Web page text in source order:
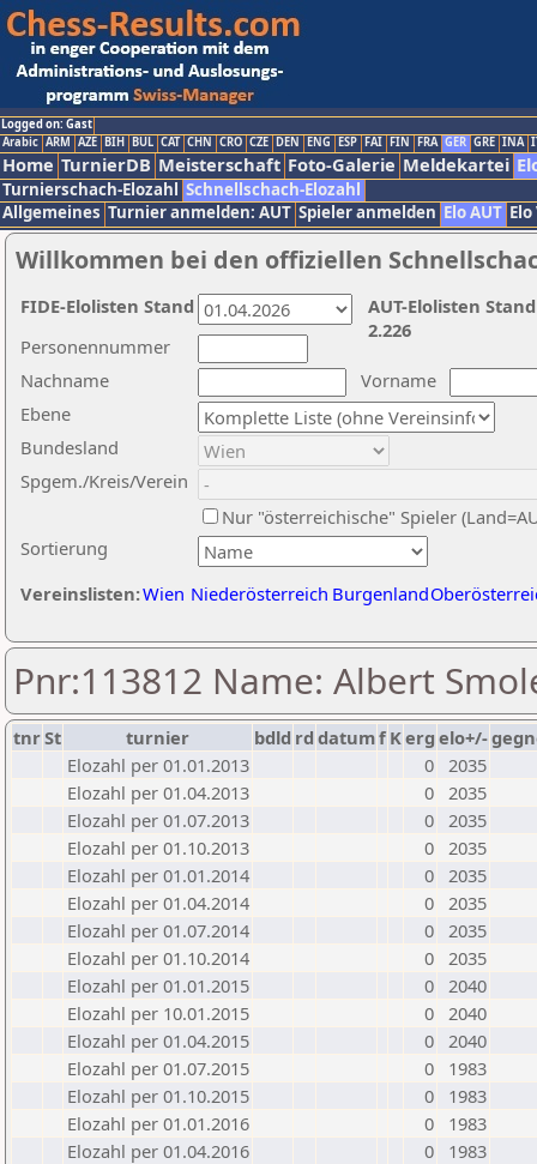
Logged on: Gast
Arabic ARM AZE BIH BUL CAT CHN CRO CZE DEN ENG ESP FAI FIN FRA GER GRE INA
Home TurnierDB Meisterschaft Foto-Galerie Meldekartei
Turnierschach-Elozahl Schnellschach-Elozahl
Allgemeines Turnier anmelden: AUT Spieler anmelden Elo AUT
Willkommen bei den offiziellen
Nachname
Vorname
Ebene
Sortierung
Personennummer
Bundesland
Spgem./Kreis/Verein
Nur "österreichische" Spieler
Vereinslisten:Wien Niederösterreich Burgenland
AUT-Elolisten
2.226
FIDE-Elolisten Stand
Pnr:113812 Name: Albert
tnrSt turnier bdld rd datumf Kerg elo+/-
Elozahl per 01.01.2013
0 2035
Elozahl per 01.04.2013
0 2035
Elozahl per 01.07.2013
0 2035
Elozahl per 01.10.2013
0 2035
Elozahl per 01.01.2014
0 2035
Elozahl per 01.04.2014
0 2035
Elozahl per 01.07.2014
0 2035
Elozahl per 01.10.2014
0 2035
Elozahl per 01.01.2015
0 2040
Elozahl per 10.01.2015
0 2040
Elozahl per 01.04.2015
0 2040
Elozahl per 01.07.2015
0
1983
Elozahl per 01.10.2015
0
1983
Elozahl per 01.01.2016
0
1983
Elozahl per 01.04.2016
0
1983